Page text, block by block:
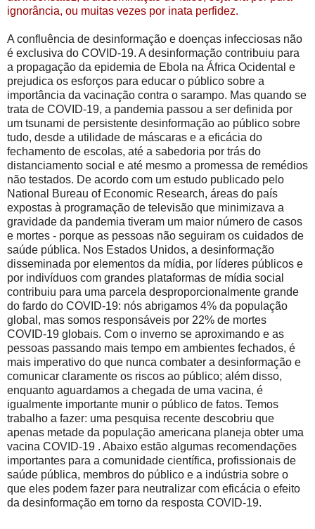
ignorância, ou muitas vezes por inata perfidez.
A confluência de desinformação e doenças infecciosas não
é exclusiva do COVID-19. A desinformação contribuiu para
a propagação da epidemia de Ebola na África Ocidental e
prejudica os esforços para educar o público sobre a
importância da vacinação contra o sarampo. Mas quando se
trata de COVID-19, a pandemia passou a ser definida por
um tsunami de persistente desinformação ao público sobre
tudo, desde a utilidade de máscaras e a eficácia do
fechamento de escolas, até a sabedoria por trás do
distanciamento social e até mesmo a promessa de remédios
não testados. De acordo com um estudo publicado pelo
National Bureau of Economic Research, áreas do país
expostas à programação de televisão que minimizava a
gravidade da pandemia tiveram um maior número de casos
e mortes - porque as pessoas não seguiram os cuidados de
saúde pública. Nos Estados Unidos, a desinformação
disseminada por elementos da mídia, por líderes públicos e
por indivíduos com grandes plataformas de mídia social
contribuiu para uma parcela desproporcionalmente grande
do fardo do COVID-19: nós abrigamos 4% da população
global, mas somos responsáveis ​​por 22% de mortes
COVID-19 globais. Com o inverno se aproximando e as
pessoas passando mais tempo em ambientes fechados, é
mais imperativo do que nunca combater a desinformação e
comunicar claramente os riscos ao público; além disso,
enquanto aguardamos a chegada de uma vacina, é
igualmente importante munir o público de fatos. Temos
trabalho a fazer: uma pesquisa recente descobriu que
apenas metade da população americana planeja obter uma
vacina COVID-19 . Abaixo estão algumas recomendações
importantes para a comunidade científica, profissionais de
saúde pública, membros do público e a indústria sobre o
que eles podem fazer para neutralizar com eficácia o efeito
da desinformação em torno da resposta COVID-19.